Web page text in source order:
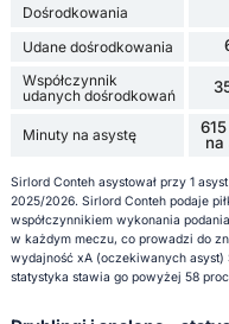
Dośrodkowania
Udane dośrodkowania
Współczynnik
udanych dośrodkowań
Minuty na asystę
na
Sirlord Conteh asystował przy 1
2025/2026. Sirlord Conteh podaje
współczynnikiem wykonania
w każdym meczu, co prowadzi do
wydajność xA (oczekiwanych asyst)
statystyka stawia go powyżej 58